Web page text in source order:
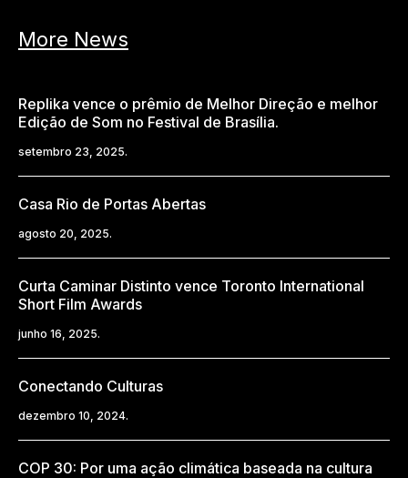
More News
Replika vence o prêmio de Melhor Direção e melhor
Edição de Som no Festival de Brasília.
setembro 23, 2025.
Casa Rio de Portas Abertas
agosto 20, 2025.
Curta Caminar Distinto vence Toronto International
Short Film Awards
junho 16, 2025.
Conectando Culturas
dezembro 10, 2024.
COP 30: Por uma ação climática baseada na cultura